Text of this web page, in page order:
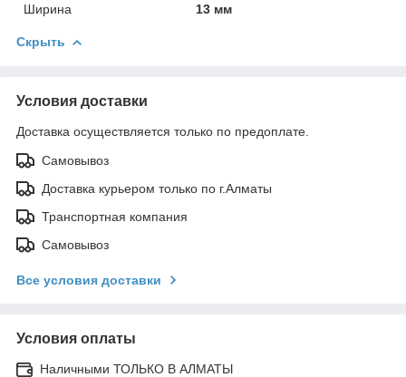
Ширина
13 мм
Скрыть
Условия доставки
Доставка осуществляется только по предоплате.
Самовывоз
Доставка курьером только по г.Алматы
Транспортная компания
Самовывоз
Все условия доставки
Условия оплаты
Наличными ТОЛЬКО В АЛМАТЫ